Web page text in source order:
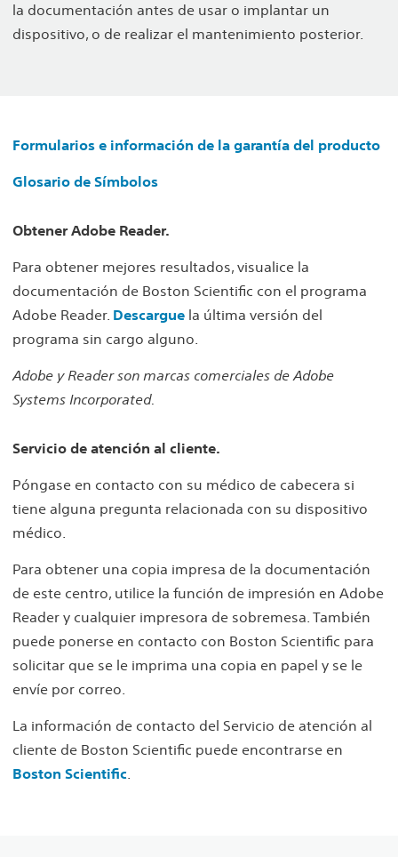
la documentación antes de usar o implantar un
dispositivo, o de realizar el mantenimiento posterior.
Formularios e información de la garantía del producto
Glosario de Símbolos
Obtener Adobe Reader.
Para obtener mejores resultados, visualice la
documentación de Boston Scientific con el programa
Adobe Reader. Descargue la última versión del
programa sin cargo alguno.
Adobe y Reader son marcas comerciales de Adobe
Systems Incorporated.
Servicio de atención al cliente.
Póngase en contacto con su médico de cabecera si
tiene alguna pregunta relacionada con su dispositivo
médico.
Para obtener una copia impresa de la documentación
de este centro, utilice la función de impresión en Adobe
Reader y cualquier impresora de sobremesa. También
puede ponerse en contacto con Boston Scientific para
solicitar que se le imprima una copia en papel y se le
envíe por correo.
La información de contacto del Servicio de atención al
cliente de Boston Scientific puede encontrarse en
Boston Scientific.